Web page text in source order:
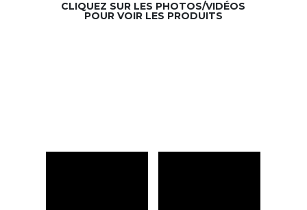
CLIQUEZ SUR LES PHOTOS/VIDÉOS
POUR VOIR LES PRODUITS